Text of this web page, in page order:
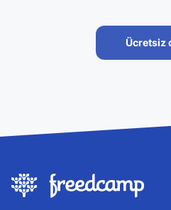
Ücretsiz